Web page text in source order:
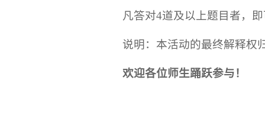
凡答对4道及以上题目者，
说明：本活动的最终解释权
欢迎各位师生踊跃参与！